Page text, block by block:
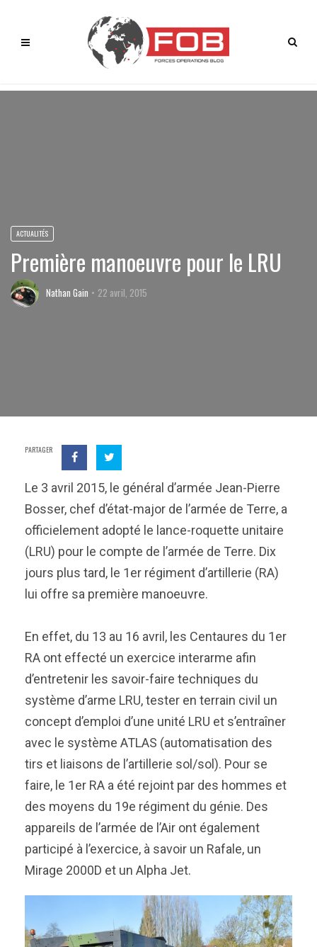
ACTUALITÉS
Première manoeuvre pour le LRU
Nathan Gain 22 avril, 2015
PARTAGER
Le 3 avril 2015, le général d’armée Jean-Pierre
Bosser, chef d’état-major de l’armée de Terre, a
officielement adopté le lance-roquette unitaire
(LRU) pour le compte de l’armée de Terre. Dix
jours plus tard, le 1er régiment d’artillerie (RA)
lui offre sa première manoeuvre.
En effet, du 13 au 16 avril, les Centaures du 1er
RA ont effecté un exercice interarme afin
d’entretenir les savoir-faire techniques du
système d’arme LRU, tester en terrain civil un
concept d’emploi d’une unité LRU et s’entraîner
avec le système ATLAS (automatisation des
tirs et liaisons de l’artillerie sol/sol). Pour se
faire, le 1er RA a été rejoint par des hommes et
des moyens du 19e régiment du génie. Des
appareils de l’armée de l’Air ont également
participé à l’exercice, à savoir un Rafale, un
Mirage 2000D et un Alpha Jet.